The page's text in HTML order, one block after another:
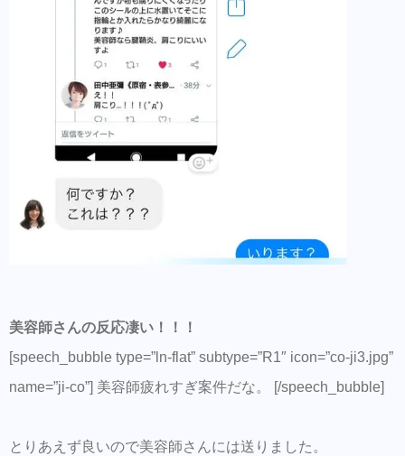
美容師さんの反応凄い！！！
[speech_bubble type=”ln-flat” subtype=”R1″ icon=”co-ji3.jpg”
name=”ji-co”] 美容師疲れすぎ案件だな。 [/speech_bubble]
とりあえず良いので美容師さんには送りました。